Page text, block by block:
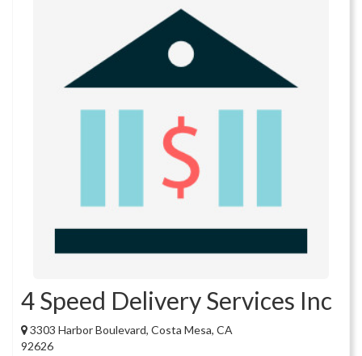
4 Speed Delivery Services Inc
3303 Harbor Boulevard, Costa Mesa, CA
92626